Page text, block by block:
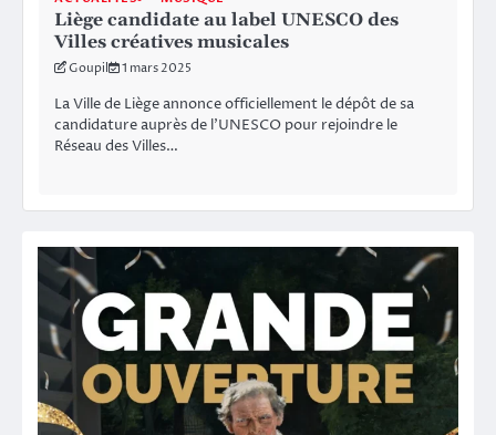
Liège candidate au label UNESCO des
Villes créatives musicales
Goupil 1 mars 2025
La Ville de Liège annonce officiellement le dépôt de sa
candidature auprès de l’UNESCO pour rejoindre le
Réseau des Villes…